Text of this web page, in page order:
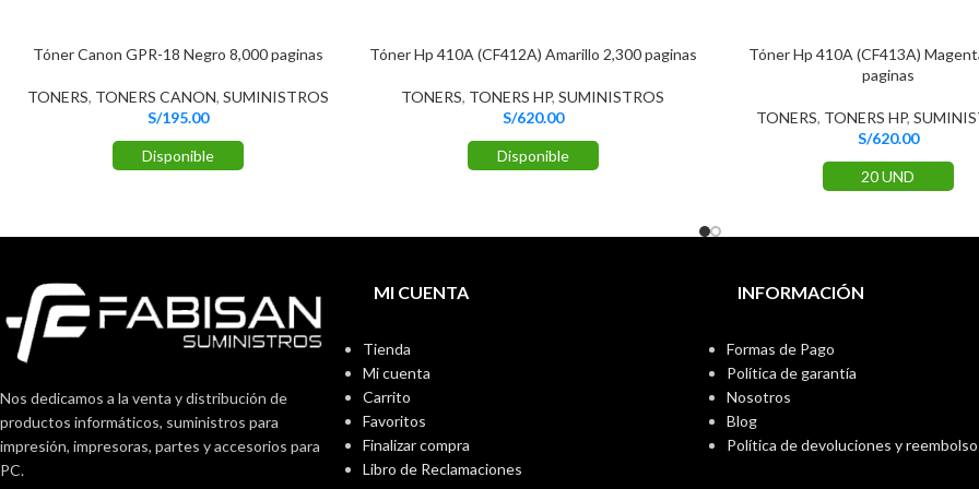
Tóner Canon GPR-18 Negro 8,000 paginas
TONERS, TONERS CANON, SUMINISTROS
S/195.00
Disponible
Tóner Hp 410A (CF412A) Amarillo 2,300 paginas
TONERS, TONERS HP, SUMINISTROS
S/620.00
Disponible
Tóner Hp 410A (CF413A)
paginas
TONERS, TONERS HP,
S/620.00
20 UND
Nos dedicamos a la venta y distribución de
productos informáticos, suministros para
impresión, impresoras, partes y accesorios para
PC.
MI CUENTA
Tienda
Mi cuenta
Carrito
Favoritos
Finalizar compra
Libro de Reclamaciones
INFORMACIÓN
Formas de Pago
Política de garantía
Nosotros
Blog
Política de devoluciones y